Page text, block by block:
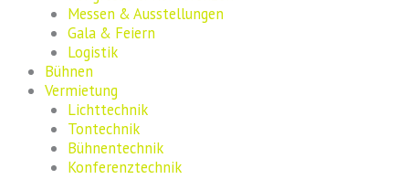
Messen & Ausstellungen
Gala & Feiern
Logistik
Bühnen
Vermietung
Lichttechnik
Tontechnik
Bühnentechnik
Konferenztechnik